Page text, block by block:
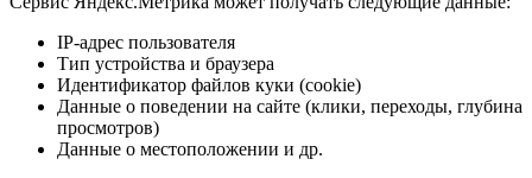
IP-адрес пользователя
Тип устройства и браузера
Идентификатор файлов куки (cookie)
Данные о поведении на сайте (клики, переходы, глубина
просмотров)
Данные о местоположении и др.